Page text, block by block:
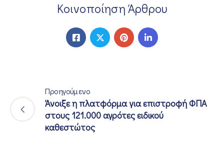
Κοινοποίηση Άρθρου
Προηγούμενο
Άνοιξε η πλατφόρμα για επιστροφή ΦΠΑ
στους 121.000 αγρότες ειδικού
καθεστώτος